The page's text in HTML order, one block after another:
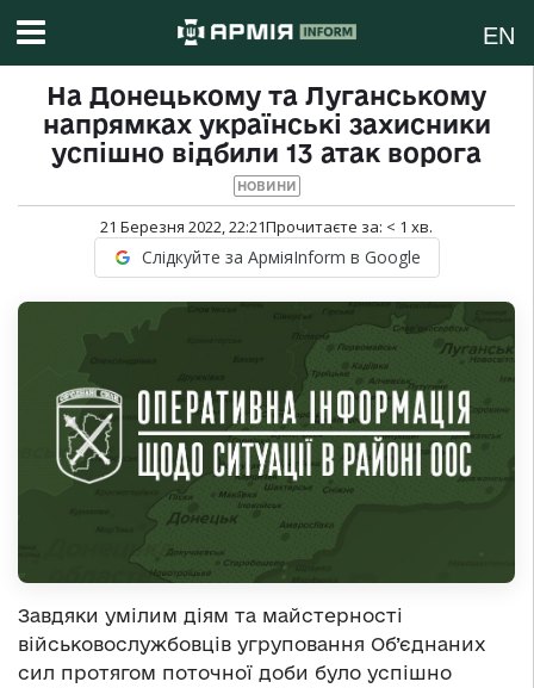
EN
На Донецькому та Луганському
напрямках українські захисники
успішно відбили 13 атак ворога
НОВИНИ
21 Березня 2022, 22:21Прочитаєте за: < 1 хв.
Слідкуйте за АрміяInform в Google
Завдяки умілим діям та майстерності
військовослужбовців угруповання Об’єднаних
сил протягом поточної доби було успішно